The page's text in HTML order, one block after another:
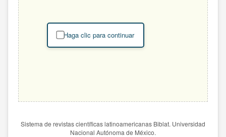
Haga clic para continuar
Sistema de revistas científicas latinoamericanas Biblat. Universidad
Nacional Autónoma de México.